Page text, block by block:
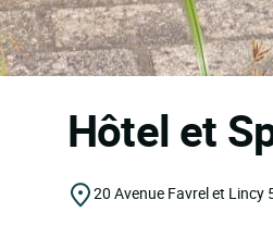
Hôtel et
20 Avenue Favrel et Lincy